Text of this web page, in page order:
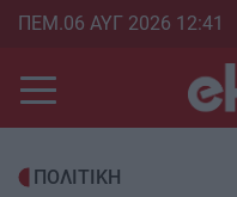
Skip
main
content
ΠΕΜ.06 ΑΥΓ 2026 12:41
ΠΟΛΙΤΙΚΗ